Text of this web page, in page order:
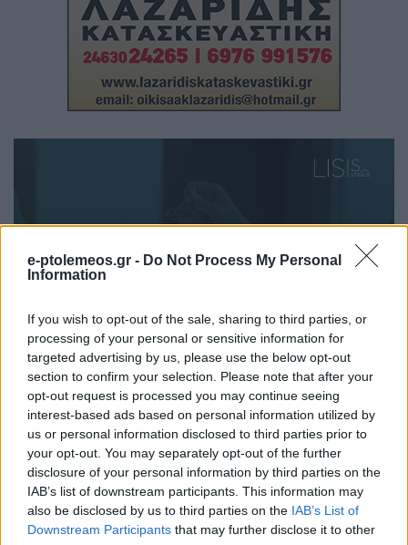
e-ptolemeos.gr - Do Not Process My Personal
Information
If you wish to opt-out of the sale, sharing to third parties, or
processing of your personal or sensitive information for
targeted advertising by us, please use the below opt-out
section to confirm your selection. Please note that after your
opt-out request is processed you may continue seeing
interest-based ads based on personal information utilized by
us or personal information disclosed to third parties prior to
your opt-out. You may separately opt-out of the further
disclosure of your personal information by third parties on the
IAB’s list of downstream participants. This information may
also be disclosed by us to third parties on the IAB’s List of
Downstream Participants that may further disclose it to other